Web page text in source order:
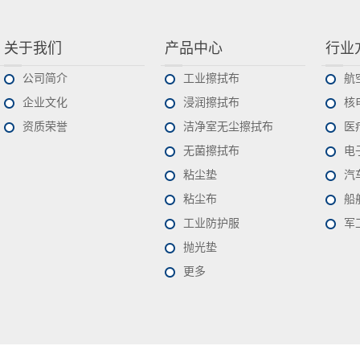
关于我们
公司简介
企业文化
资质荣誉
产品中心
工业擦拭布
浸润擦拭布
洁净室无尘擦拭布
无菌擦拭布
粘尘垫
粘尘布
工业防护服
抛光垫
更多
行业
航
核
医
电
汽
船
军